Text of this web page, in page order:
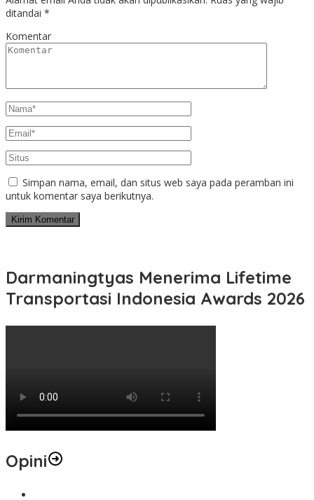
ditandai *
Komentar
Simpan nama, email, dan situs web saya pada peramban ini
untuk komentar saya berikutnya.
Darmaningtyas Menerima Lifetime
Transportasi Indonesia Awards 2026
Opini